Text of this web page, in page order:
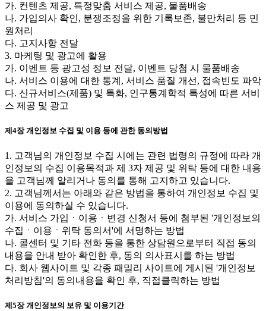
가. 컨텐츠 제공, 특정맞춤 서비스 제공, 물품배송
나. 가입의사 확인, 분쟁조정을 위한 기록보존, 불만처리 등 민
원처리
다. 고지사항 전달
3. 마케팅 및 광고에 활용
가. 이벤트 등 광고성 정보 전달, 이벤트 당첨 시 물품배송
나. 서비스 이용에 대한 통계, 서비스 품질 개선, 접속빈도 파악
다. 신규서비스(제품) 및 특화, 인구통계학적 특성에 따른 서비
스 제공 및 광고
제4장 개인정보 수집 및 이용 등에 관한 동의방법
1. 고객님의 개인정보 수집 시에는 관련 법령의 규정에 따라 개
인정보의 수집 이용목적과 제 3자 제공 및 위탁 등에 대한 내용
을 고객님께 알리거나 동의를 통해 고지하고 있습니다.
2. 고객님께서는 아래와 같은 방법을 통하여 개인정보 수집 및
이용에 동의하실 수 있습니다.
가. 서비스 가입ㆍ이용ㆍ변경 신청서 등에 첨부된 '개인정보의
수집ㆍ이용ㆍ위탁 동의서'에 서명하는 방법
나. 콜센터 및 기타 전화 등을 통한 상담원으로부터 직접 동의
내용을 안내 받아 확인한 후, 동의 의사표시를 하는 방법
다. 회사 웹사이트 및 각종 패밀리 사이트에 게시된 '개인정보
처리방침'의 동의내용을 확인 후, 직접클릭하는 방법
제5장 개인정보의 보유 및 이용기간